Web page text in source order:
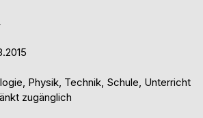
Physik, Technik, Schule, Unterricht
zugänglich